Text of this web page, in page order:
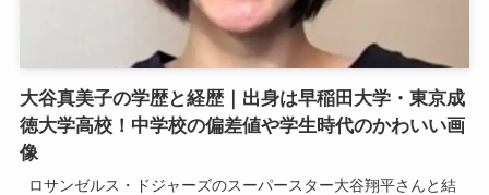
大谷真美子の学歴と経歴｜出身は早稲田大学・東京成
徳大学高校！中学校の偏差値や学生時代のかわいい画
像
ロサンゼルス・ドジャーズのスーパースター大谷翔平さんと結